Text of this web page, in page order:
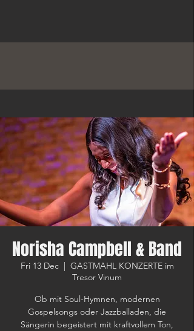
Norisha Campbell & Band
Fri 13 Dec
  |
GASTMAHL KONZERTE im
Tresor Vinum
Ob mit Soul-Hymnen, modernen
Gospelsongs oder Jazzballaden, die
Sängerin begeistert mit kraftvollem Ton,